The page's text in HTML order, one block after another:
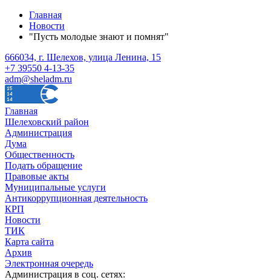
Главная
Новости
"Пусть молодые знают и помнят"
666034, г. Шелехов, улица Ленина, 15
+7 39550 4-13-35
adm@sheladm.ru
Главная
Шелеховский район
Администрация
Дума
Общественность
Подать обращение
Правовые акты
Муниципальные услуги
Антикоррупционная деятельность
КРП
Новости
ТИК
Карта сайта
Архив
Электронная очередь
Администрация в соц. сетях: